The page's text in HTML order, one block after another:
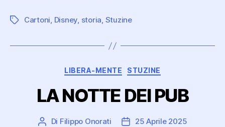
Tag Cartoni, Disney, storia, Stuzine
Categorie
LIBERA-MENTE STUZINE
LA NOTTE DEI PUB
Autore
Di Filippo Onorati
Data25 Aprile 2025